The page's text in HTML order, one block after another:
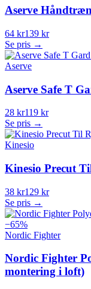
Aserve
64 kr139 kr
Se pris →
Aserve
Aserve Safe T
28 kr119 kr
Se pris →
Kinesio
Kinesio Precut
38 kr129 kr
Se pris →
−65%
Nordic Fighter
Nordic Fighter
montering i loft)